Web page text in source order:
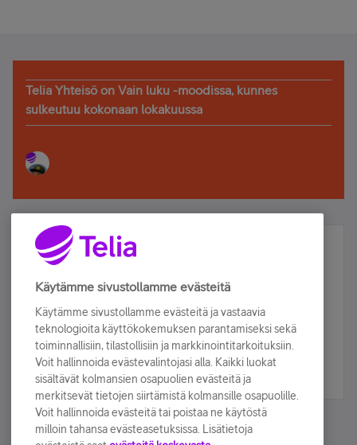
Telia Yhteisö on Vain luku -moodissa, kunnes
sulkeutuu kokonaan lokakuussa
Älä jää paitsi – osallistu ja voita!
Tilaa Telian uutiskirje ja olet mukana arvonnassa.
sähköpostiisi.
Tilaa nyt
Käytämme sivustollamme evästeitä
Käytämme sivustollamme evästeitä ja vastaavia
teknologioita käyttökokemuksen parantamiseksi sekä
toiminnallisiin, tilastollisiin ja markkinointitarkoituksiin.
Voit hallinnoida evästevalintojasi alla. Kaikki luokat
sisältävät kolmansien osapuolien evästeitä ja
merkitsevät tietojen siirtämistä kolmansille osapuolille.
Voit hallinnoida evästeitä tai poistaa ne käytöstä
milloin tahansa evästeasetuksissa. Lisätietoja